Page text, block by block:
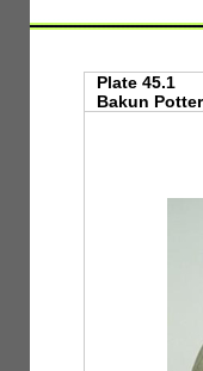
Plate 45.1
Bakun